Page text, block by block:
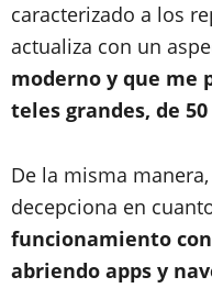
caracterizado a los
actualiza con un
moderno y que me
teles grandes, de
De la misma
decepciona en
funcionamiento
abriendo apps y